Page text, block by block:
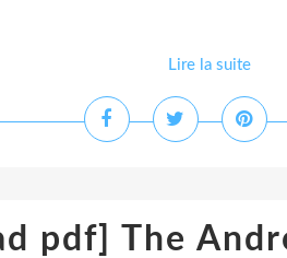
Lire la suite
pdf] The